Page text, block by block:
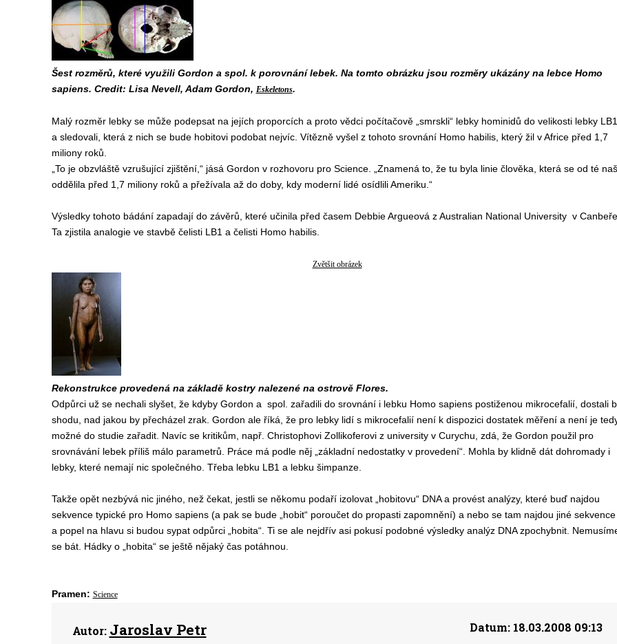
Šest rozměrů, které využili Gordon a spol. k porovnání lebek. Na tomto obrázku jsou rozměry ukázány na lebce Homo
sapiens. Credit: Lisa Nevell, Adam Gordon, Eskeletons.
Malý rozměr lebky se může podepsat na jejích proporcích a proto vědci počítačově „smrskli“ lebky hominidů do velikosti lebky LB1
a sledovali, která z nich se bude hobitovi podobat nejvíc. Vítězně vyšel z tohoto srovnání Homo habilis, který žil v Africe před 1,7
miliony roků.
„To je obzvláště vzrušující zjištění,“ jásá Gordon v rozhovoru pro Science. „Znamená to, že tu byla linie člověka, která se od té
oddělila před 1,7 miliony roků a přežívala až do doby, kdy moderní lidé osídlili Ameriku.“
Výsledky tohoto bádání zapadají do závěrů, které učinila před časem Debbie Argueová z Australian National University v
Ta zjistila analogie ve stavbě čelisti LB1 a čelisti Homo habilis.
Zvětšit obrázek
Rekonstrukce provedená na základě kostry nalezené na ostrově Flores.
Odpůrci už se nechali slyšet, že kdyby Gordon a spol. zařadili do srovnání i lebku Homo sapiens postiženou mikrocefalií, dostali
shodu, nad jakou by přecházel zrak. Gordon ale říká, že pro lebky lidí s mikrocefalií není k dispozici dostatek měření a není je
možné do studie zařadit. Navíc se kritikům, např. Christophovi Zollikoferovi z university v Curychu, zdá, že Gordon použil pro
srovnávání lebek příliš málo parametrů. Práce má podle něj „základní nedostatky v provedení“. Mohla by klidně dát dohromady i
lebky, které nemají nic společného. Třeba lebku LB1 a lebku šimpanze.
Takže opět nezbývá nic jiného, než čekat, jestli se někomu podaří izolovat „hobitovu“ DNA a provést analýzy, které buď najdou
sekvence typické pro Homo sapiens (a pak se bude „hobit“ poroučet do propasti zapomnění) a nebo se tam najdou jiné sekvence
a popel na hlavu si budou sypat odpůrci „hobita“. Ti se ale nejdřív asi pokusí podobné výsledky analýz DNA zpochybnit.
se bát. Hádky o „hobita“ se ještě nějaký čas potáhnou.
Pramen: Science
Autor: Jaroslav Petr Datum:18.03.2008 09:13